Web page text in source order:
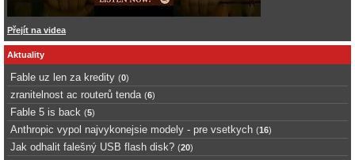
Přejít na videa
Aktuality
Fable uz len za kredity (0)
zranitelnost ac routerů tenda (6)
Fable 5 is back (5)
Anthropic vypol najvykonejsie modely - pre vsetkych (16)
Jak odhalit falešný USB flash disk? (20)